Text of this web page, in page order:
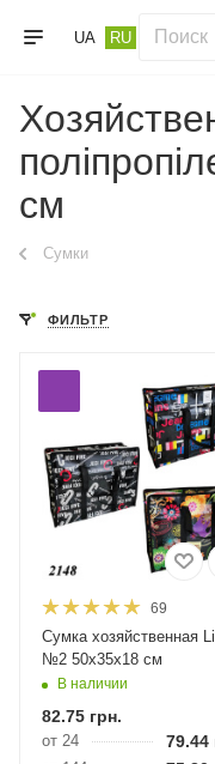
UA RU
см
Сумки
ФИЛЬТР
69
Сумка хозяйственная
№2 50х35х18 см
В наличии
82.75 грн.
от 24 79.44